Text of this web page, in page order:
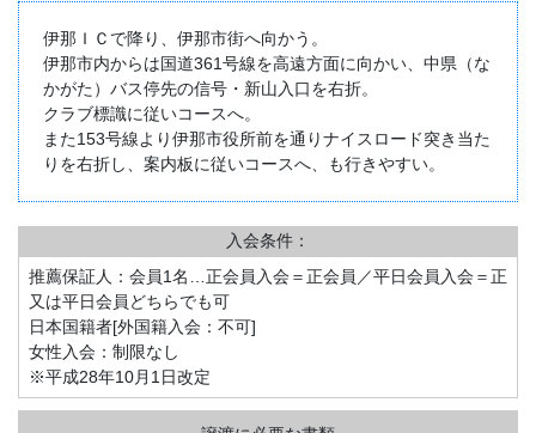
伊那ＩＣで降り、伊那市街へ向かう。
伊那市内からは国道361号線を高遠方面に向かい、中県（な
かがた）バス停先の信号・新山入口を右折。
クラブ標識に従いコースへ。
また153号線より伊那市役所前を通りナイスロード突き当た
りを右折し、案内板に従いコースへ、も行きやすい。
入会条件：
推薦保証人：会員1名…正会員入会＝正会員／平日会員入会＝正
又は平日会員どちらでも可
日本国籍者[外国籍入会：不可]
女性入会：制限なし
※平成28年10月1日改定